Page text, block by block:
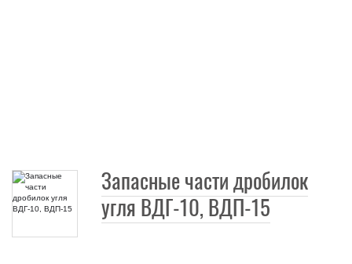
Запасные части дробилок
угля ВДГ-10, ВДП-15